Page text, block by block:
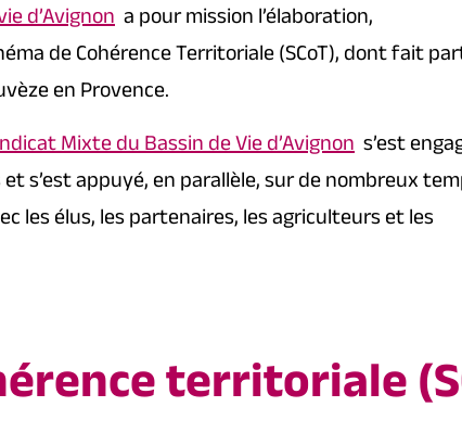
d’Avignon a pour mission l’élaboration,
de Cohérence Territoriale (SCoT), dont fait
en Provence.
Mixte du Bassin de Vie d’Avignon s’est
s’est appuyé, en parallèle, sur de nombreux
les élus, les partenaires, les agriculteurs et les
territoriale